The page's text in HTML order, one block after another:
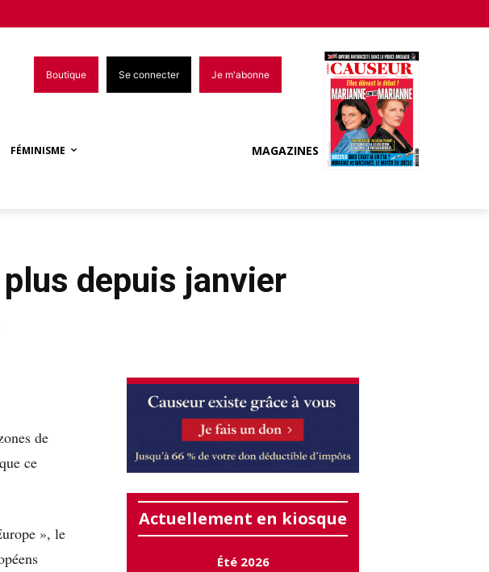
Boutique Se connecter Je m'abonne
FÉMINISME MAGAZINES
depuis janvier
de
ce
», le
Actuellement en kiosque
Été 2026